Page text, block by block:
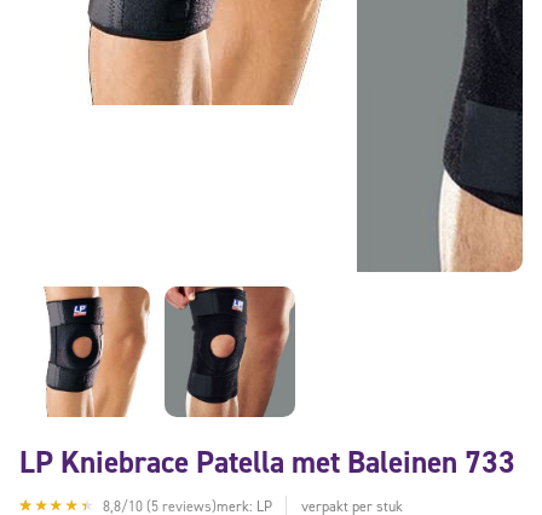
LP Kniebrace Patella met Baleinen 733
8,8/10 (5 reviews)merk: LP verpakt per stuk